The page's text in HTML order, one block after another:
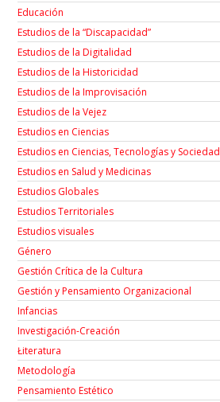
Educación
Estudios de la “Discapacidad”
Estudios de la Digitalidad
Estudios de la Historicidad
Estudios de la Improvisación
Estudios de la Vejez
Estudios en Ciencias
Estudios en Ciencias, Tecnologías y Sociedad
Estudios en Salud y Medicinas
Estudios Globales
Estudios Territoriales
Estudios visuales
Género
Gestión Crítica de la Cultura
Gestión y Pensamiento Organizacional
Infancias
Investigación-Creación
Łiteratura
Metodología
Pensamiento Estético